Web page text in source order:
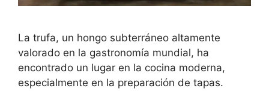
La trufa, un hongo subterráneo altamente
valorado en la gastronomía mundial, ha
encontrado un lugar en la cocina moderna,
especialmente en la preparación de tapas.